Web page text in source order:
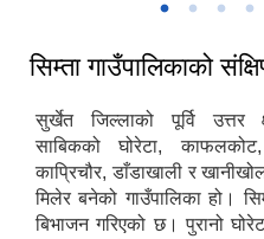
सिम्ता गाउँपालिकाको
सुर्खेत जिल्लाको पूर्वि उत्तर
साबिकको घोरेटा,
काप्रिचौर, डाँडाखाली र
मिलेर बनेको गाउँपालिका हो।
बिभाजन गरिएको छ। पुरानो